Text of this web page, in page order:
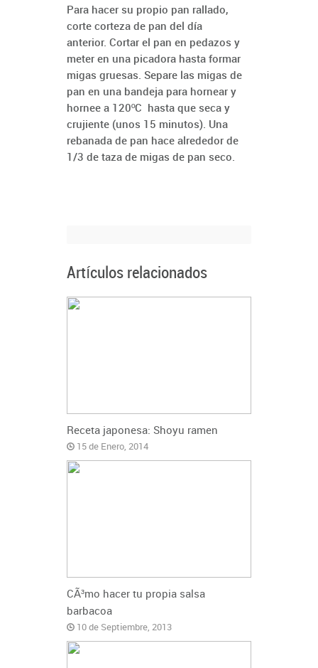
Para hacer su propio pan rallado,
corte corteza de pan del día
anterior. Cortar el pan en pedazos y
meter en una picadora hasta formar
migas gruesas. Separe las migas de
pan en una bandeja para hornear y
hornee a 120ºC hasta que seca y
crujiente (unos 15 minutos). Una
rebanada de pan hace alrededor de
1/3 de taza de migas de pan seco.
Artículos relacionados
Receta japonesa: Shoyu ramen
15 de Enero, 2014
CÃ³mo hacer tu propia salsa
barbacoa
10 de Septiembre, 2013